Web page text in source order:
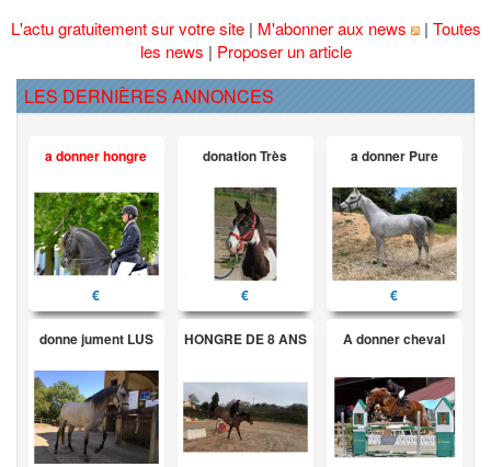
L'actu gratuitement sur votre site| M'abonner aux news | Toutes
les news | Proposer un article
LES DERNIÈRES ANNONCES
a donner hongre
€
donation Très
€
a donner Pure
€
donne jument LUS HONGRE DE 8 ANS A donner cheval